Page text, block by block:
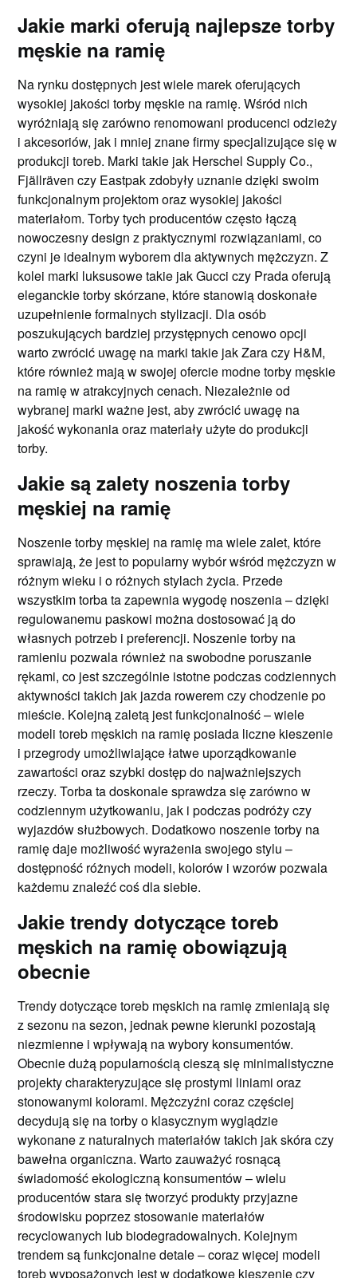
Jakie marki oferują najlepsze torby
męskie na ramię
Na rynku dostępnych jest wiele marek oferujących
wysokiej jakości torby męskie na ramię. Wśród nich
wyróżniają się zarówno renomowani producenci odzieży
i akcesoriów, jak i mniej znane firmy specjalizujące się w
produkcji toreb. Marki takie jak Herschel Supply Co.,
Fjällräven czy Eastpak zdobyły uznanie dzięki swoim
funkcjonalnym projektom oraz wysokiej jakości
materiałom. Torby tych producentów często łączą
nowoczesny design z praktycznymi rozwiązaniami, co
czyni je idealnym wyborem dla aktywnych mężczyzn. Z
kolei marki luksusowe takie jak Gucci czy Prada oferują
eleganckie torby skórzane, które stanowią doskonałe
uzupełnienie formalnych stylizacji. Dla osób
poszukujących bardziej przystępnych cenowo opcji
warto zwrócić uwagę na marki takie jak Zara czy H&M,
które również mają w swojej ofercie modne torby męskie
na ramię w atrakcyjnych cenach. Niezależnie od
wybranej marki ważne jest, aby zwrócić uwagę na
jakość wykonania oraz materiały użyte do produkcji
torby.
Jakie są zalety noszenia torby
męskiej na ramię
Noszenie torby męskiej na ramię ma wiele zalet, które
sprawiają, że jest to popularny wybór wśród mężczyzn w
różnym wieku i o różnych stylach życia. Przede
wszystkim torba ta zapewnia wygodę noszenia – dzięki
regulowanemu paskowi można dostosować ją do
własnych potrzeb i preferencji. Noszenie torby na
ramieniu pozwala również na swobodne poruszanie
rękami, co jest szczególnie istotne podczas codziennych
aktywności takich jak jazda rowerem czy chodzenie po
mieście. Kolejną zaletą jest funkcjonalność – wiele
modeli toreb męskich na ramię posiada liczne kieszenie
i przegrody umożliwiające łatwe uporządkowanie
zawartości oraz szybki dostęp do najważniejszych
rzeczy. Torba ta doskonale sprawdza się zarówno w
codziennym użytkowaniu, jak i podczas podróży czy
wyjazdów służbowych. Dodatkowo noszenie torby na
ramię daje możliwość wyrażenia swojego stylu –
dostępność różnych modeli, kolorów i wzorów pozwala
każdemu znaleźć coś dla siebie.
Jakie trendy dotyczące toreb
męskich na ramię obowiązują
obecnie
Trendy dotyczące toreb męskich na ramię zmieniają się
z sezonu na sezon, jednak pewne kierunki pozostają
niezmienne i wpływają na wybory konsumentów.
Obecnie dużą popularnością cieszą się minimalistyczne
projekty charakteryzujące się prostymi liniami oraz
stonowanymi kolorami. Mężczyźni coraz częściej
decydują się na torby o klasycznym wyglądzie
wykonane z naturalnych materiałów takich jak skóra czy
bawełna organiczna. Warto zauważyć rosnącą
świadomość ekologiczną konsumentów – wielu
producentów stara się tworzyć produkty przyjazne
środowisku poprzez stosowanie materiałów
recyclowanych lub biodegradowalnych. Kolejnym
trendem są funkcjonalne detale – coraz więcej modeli
toreb wyposażonych jest w dodatkowe kieszenie czy